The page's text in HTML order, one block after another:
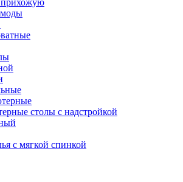
столы с надстройкой
с мягкой спинкой